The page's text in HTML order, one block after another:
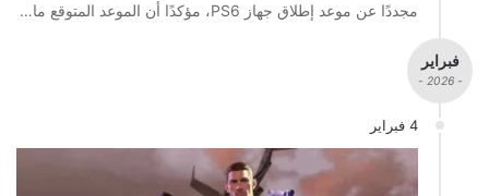
مجددًا عن موعد إطلاق جهاز PS6، مؤكدًا أن الموعد المتوقع ما…
فبراير
- 2026 -
4 فبراير